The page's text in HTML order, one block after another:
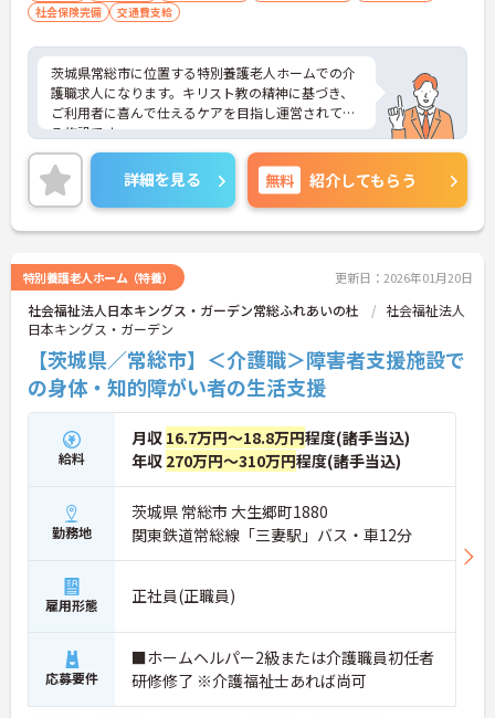
社会保険完備
交通費支給
茨城県常総市に位置する特別養護老人ホームでの介
護職求人になります。キリスト教の精神に基づき、
ご利用者に喜んで仕えるケアを目指し運営されてい
る施設です。
詳細を見る 無料 紹介してもらう
特別養護老人ホーム（特養） 更新日：2026年01月20日
社会福祉法人日本キングス・ガーデン常総ふれあいの杜
社会福祉法人
日本キングス・ガーデン
【茨城県／常総市】＜介護職＞障害者支援施設で
の身体・知的障がい者の生活支援
給料
月収 16.7万円～18.8万円程度(諸手当込)
年収 270万円～310万円程度(諸手当込)
勤務地
茨城県 常総市 大生郷町1880
関東鉄道常総線「三妻駅」バス・車12分
雇用形態 正社員(正職員)
応募要件
■ホームヘルパー2級または介護職員初任者
研修修了 ※介護福祉士あれば尚可